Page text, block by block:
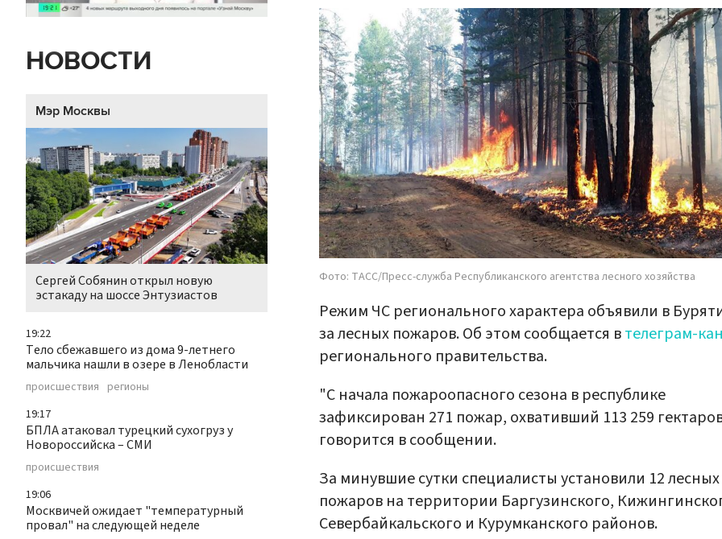
НОВОСТИ
Мэр Москвы
Сергей Собянин открыл новую
эстакаду на шоссе Энтузиастов
19:22
Тело сбежавшего из дома 9-летнего
мальчика нашли в озере в Ленобласти
происшествия регионы
19:17
БПЛА атаковал турецкий сухогруз у
Новороссийска – СМИ
происшествия
19:06
Москвичей ожидает "температурный
провал" на следующей неделе
Фото: ТАСС/Пресс-служба Республиканского агентства лесного хозяйства
Режим ЧС регионального характера объявили в
за лесных пожаров. Об этом сообщается втелеграм-
регионального правительства.
"С начала пожароопасного сезона в республике
зафиксирован 271 пожар, охвативший 113 259
говорится в сообщении.
За минувшие сутки специалисты установили 12 лесных
пожаров на территории Баргузинского,
Севербайкальского и Курумканского районов.